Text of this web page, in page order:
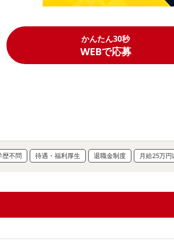
かんたん30秒
WEBで応募
歴不問 待遇・福利厚生 退職金制度 月給25万円